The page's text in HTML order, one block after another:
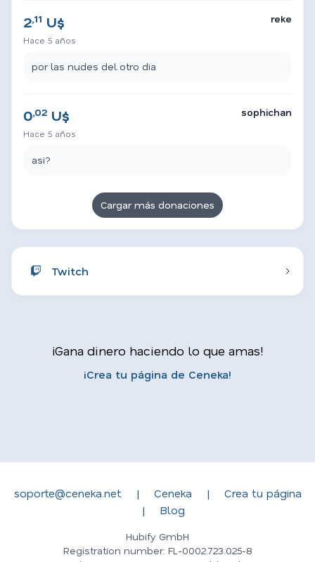
2,11 U$
Hace 5 años
reke
por las nudes del otro dia
0,02 U$
Hace 5 años
sophichan
asi?
Cargar más donaciones
Twitch
¡Gana dinero haciendo lo que amas!
¡Crea tu página de Ceneka!
soporte@ceneka.net | Ceneka |
Crea tu página
|
Blog
Hubify GmbH
Registration number: FL-0002.723.025-8